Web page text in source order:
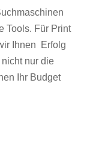
Tools. Für Print
Ihnen Erfolg
nur die
Ihr Budget